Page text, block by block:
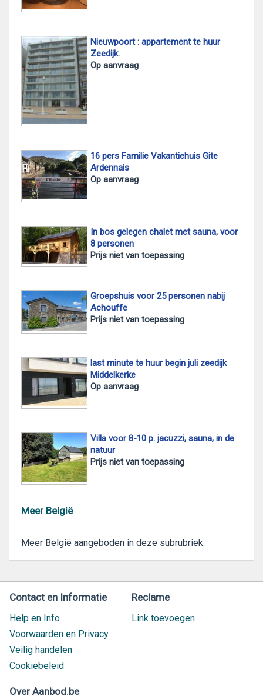
Nieuwpoort : appartement te huur
Zeedijk.
Op aanvraag
16 pers Familie Vakantiehuis Gite
Ardennais
Op aanvraag
In bos gelegen chalet met sauna, voor
8 personen
Prijs niet van toepassing
Groepshuis voor 25 personen nabij
Achouffe
Prijs niet van toepassing
last minute te huur begin juli zeedijk
Middelkerke
Op aanvraag
Villa voor 8-10 p. jacuzzi, sauna, in de
natuur
Prijs niet van toepassing
Meer België
Meer België aangeboden in deze subrubriek.
Contact en Informatie
Help en Info
Voorwaarden en Privacy
Veilig handelen
Cookiebeleid
Reclame
Link toevoegen
Over Aanbod.be